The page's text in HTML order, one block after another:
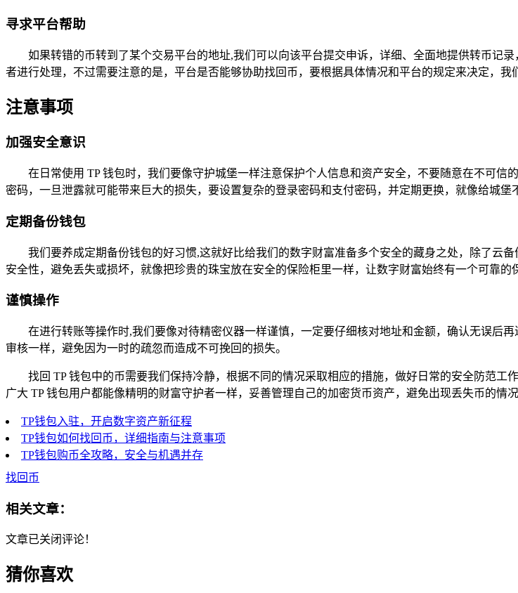
寻求平台帮助
如果转错的币转到了某个交易平台的地址,我们可以向该平台提交申诉，详细、全面地提供转币记
者进行处理，不过需要注意的是，平台是否能够协助找回币，要根据具体情况和平台的规定来决定，我
注意事项
加强安全意识
在日常使用 TP 钱包时，我们要像守护城堡一样注意保护个人信息和资产安全，不要随意在不可
密码，一旦泄露就可能带来巨大的损失，要设置复杂的登录密码和支付密码，并定期更换，就像给城堡
定期备份钱包
我们要养成定期备份钱包的好习惯,这就好比给我们的数字财富准备多个安全的藏身之处，除了云
安全性，避免丢失或损坏，就像把珍贵的珠宝放在安全的保险柜里一样，让数字财富始终有一个可靠的
谨慎操作
在进行转账等操作时,我们要像对待精密仪器一样谨慎，一定要仔细核对地址和金额，确认无误后
审核一样，避免因为一时的疏忽而造成不可挽回的损失。
找回 TP 钱包中的币需要我们保持冷静，根据不同的情况采取相应的措施，做好日常的安全防范
广大 TP 钱包用户都能像精明的财富守护者一样，妥善管理自己的加密货币资产，避免出现丢失币的情
TP钱包入驻，开启数字资产新征程
TP钱包如何找回币，详细指南与注意事项
TP钱包购币全攻略，安全与机遇并存
找回币
相关文章：
文章已关闭评论！
猜你喜欢